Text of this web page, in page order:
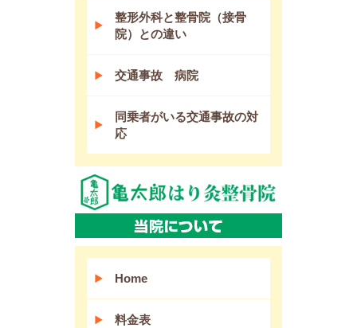
整形外科と整骨院（接骨
院）との違い
交通事故 病院
同乗者がいる交通事故の対
応
Home
料金表